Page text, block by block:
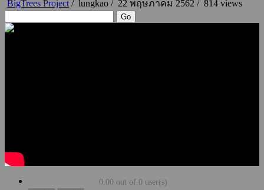
BigTrees Project / lungkao / 22 พฤษภาคม 2562 / 814 views
Go
0.00 out of 0 user(s)